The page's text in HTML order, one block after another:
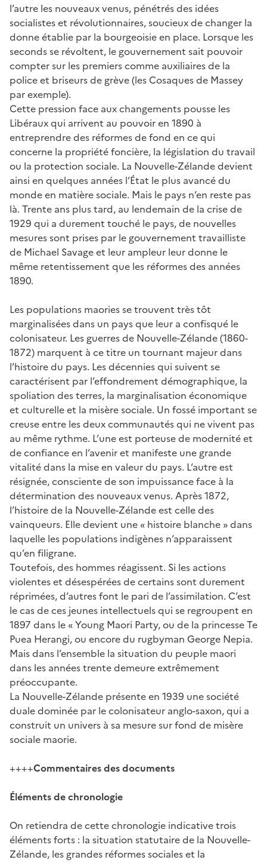
l’autre les nouveaux venus, pénétrés des idées
socialistes et révolutionnaires, soucieux de changer la
donne établie par la bourgeoisie en place. Lorsque les
seconds se révoltent, le gouvernement sait pouvoir
compter sur les premiers comme auxiliaires de la
police et briseurs de grève (les Cosaques de Massey
par exemple).
Cette pression face aux changements pousse les
Libéraux qui arrivent au pouvoir en 1890 à
entreprendre des réformes de fond en ce qui
concerne la propriété foncière, la législation du travail
ou la protection sociale. La Nouvelle-Zélande devient
ainsi en quelques années l’État le plus avancé du
monde en matière sociale. Mais le pays n’en reste pas
là. Trente ans plus tard, au lendemain de la crise de
1929 qui a durement touché le pays, de nouvelles
mesures sont prises par le gouvernement travailliste
de Michael Savage et leur ampleur leur donne le
même retentissement que les réformes des années
1890.
Les populations maories se trouvent très tôt
marginalisées dans un pays que leur a confisqué le
colonisateur. Les guerres de Nouvelle-Zélande (1860-
1872) marquent à ce titre un tournant majeur dans
l’histoire du pays. Les décennies qui suivent se
caractérisent par l’effondrement démographique, la
spoliation des terres, la marginalisation économique
et culturelle et la misère sociale. Un fossé important se
creuse entre les deux communautés qui ne vivent pas
au même rythme. L’une est porteuse de modernité et
de confiance en l’avenir et manifeste une grande
vitalité dans la mise en valeur du pays. L’autre est
résignée, consciente de son impuissance face à la
détermination des nouveaux venus. Après 1872,
l’histoire de la Nouvelle-Zélande est celle des
vainqueurs. Elle devient une « histoire blanche » dans
laquelle les populations indigènes n’apparaissent
qu’en filigrane.
Toutefois, des hommes réagissent. Si les actions
violentes et désespérées de certains sont durement
réprimées, d’autres font le pari de l’assimilation. C’est
le cas de ces jeunes intellectuels qui se regroupent en
1897 dans le « Young Maori Party, ou de la princesse Te
Puea Herangi, ou encore du rugbyman George Nepia.
Mais dans l’ensemble la situation du peuple maori
dans les années trente demeure extrêmement
préoccupante.
La Nouvelle-Zélande présente en 1939 une société
duale dominée par le colonisateur anglo-saxon, qui a
construit un univers à sa mesure sur fond de misère
sociale maorie.
++++Commentaires des documents
Éléments de chronologie
On retiendra de cette chronologie indicative trois
éléments forts : la situation statutaire de la Nouvelle-
Zélande, les grandes réformes sociales et la